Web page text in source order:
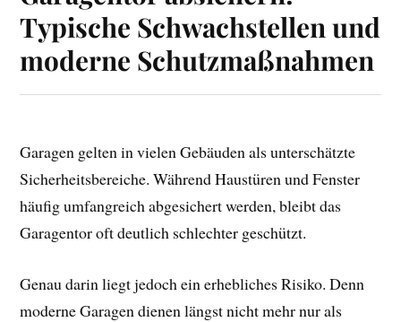
Typische Schwachstellen und
moderne Schutzmaßnahmen
Garagen gelten in vielen Gebäuden als unterschätzte
Sicherheitsbereiche. Während Haustüren und Fenster
häufig umfangreich abgesichert werden, bleibt das
Garagentor oft deutlich schlechter geschützt.
Genau darin liegt jedoch ein erhebliches Risiko. Denn
moderne Garagen dienen längst nicht mehr nur als